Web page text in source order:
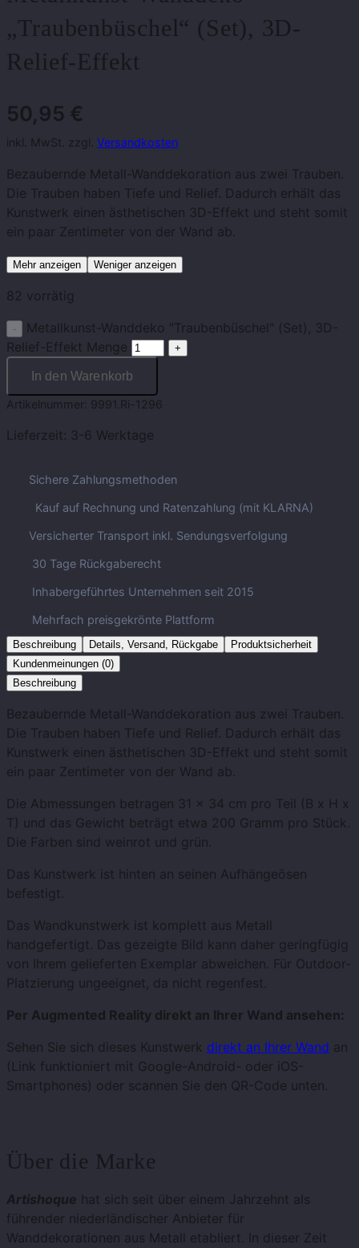
„Traubenbüschel“ (Set), 3D-
Relief-Effekt
50,95 €
inkl. MwSt. zzgl. Versandkosten
Bezaubernde Metall-Wanddekoration aus zwei Trauben.
Die Trauben haben Tiefe und Relief. Dadurch erhält das
Kunstwerk einen ästhetischen 3D-Effekt und steht somit
ein paar Zentimeter von der Wand ab.
Mehr anzeigen Weniger anzeigen
82 vorrätig
Metallkunst-Wanddeko "Traubenbüschel" (Set), 3D-
Relief-Effekt Menge
In den Warenkorb
Artikelnummer: 9991.Ri-1296
Lieferzeit: 3-6 Werktage
Sichere Zahlungsmethoden
Kauf auf Rechnung und Ratenzahlung (mit KLARNA)
Versicherter Transport inkl. Sendungsverfolgung
30 Tage Rückgaberecht
Inhabergeführtes Unternehmen seit 2015
Mehrfach preisgekrönte Plattform
Beschreibung Details, Versand, Rückgabe
Produktsicherheit
Kundenmeinungen (0)
Beschreibung
Bezaubernde Metall-Wanddekoration aus zwei Trauben.
Die Trauben haben Tiefe und Relief. Dadurch erhält das
Kunstwerk einen ästhetischen 3D-Effekt und steht somit
ein paar Zentimeter von der Wand ab.
Die Abmessungen betragen 31 x 34 cm pro Teil (B x H x
T) und das Gewicht beträgt etwa 200 Gramm pro Stück.
Die Farben sind weinrot und grün.
Das Kunstwerk ist hinten an seinen Aufhängeösen
befestigt.
Das Wandkunstwerk ist komplett aus Metall
handgefertigt. Das gezeigte Bild kann daher geringfügig
von Ihrem gelieferten Exemplar abweichen. Für Outdoor-
Platzierung ungeeignet, da nicht regenfest.
Per Augmented Reality direkt an Ihrer Wand ansehen:
Sehen Sie sich dieses Kunstwerk direkt an Ihrer Wand an
(Link funktioniert mit Google-Android- oder iOS-
Smartphones) oder scannen Sie den QR-Code unten.
Über die Marke
Artishoque hat sich seit über einem Jahrzehnt als
führender niederländischer Anbieter für
Wanddekorationen aus Metall etabliert. In dieser Zeit